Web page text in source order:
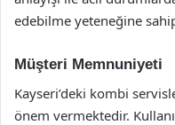
edebilme yeteneğine
Müşteri Memnuniyeti
Kayseri’deki kombi
önem vermektedir.